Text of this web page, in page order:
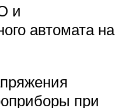
и
автомата на
при